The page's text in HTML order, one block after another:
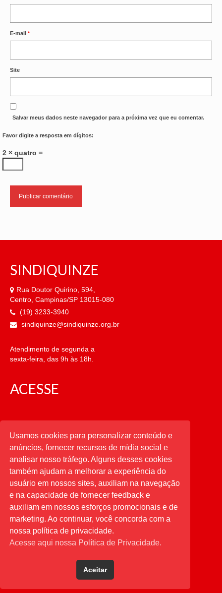
E-mail *
Site
Salvar meus dados neste navegador para a próxima vez que eu comentar.
Favor digite a resposta em dígitos:
2 × quatro =
SINDIQUINZE
Rua Doutor Quirino, 594,
Centro, Campinas/SP 13015-080
(19) 3233-3940
sindiquinze@sindiquinze.org.br
Atendimento de segunda a
sexta-feira, das 9h às 18h.
ACESSE
CATEGORIAS
CATEGORIAS
PESQUISAR
Buscar
por:
Direta Sistemas Designed by Freepik
Usamos cookies para personalizar conteúdo e
anúncios, fornecer recursos de mídia social e
analisar nosso tráfego. Alguns desses cookies
também ajudam a melhorar a experiência do
usuário em nossos sites, auxiliam na navegação
e na capacidade de fornecer feedback e
auxiliam em nossos esforços promocionais e de
marketing. Ao continuar, você concorda com a
nossa política de privacidade.
Acesse aqui nossa Política de Privacidade.
Aceitar